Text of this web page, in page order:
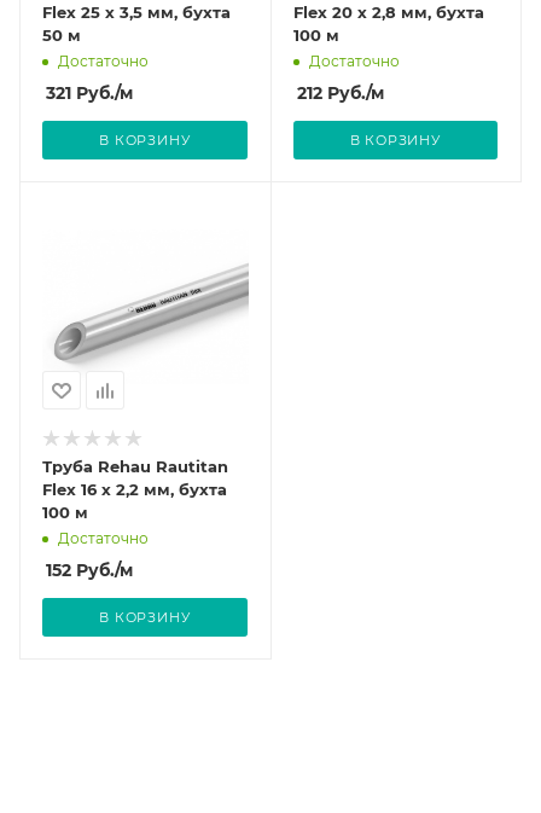
Flex 25 х 3,5 мм, бухта
50 м
Достаточно
321 Руб./м
В КОРЗИНУ
Flex 20 х 2,8 мм, бухта
100 м
Достаточно
212Руб./м
В КОРЗИНУ
Труба Rehau Rautitan
Flex 16 х 2,2 мм, бухта
100 м
Достаточно
152 Руб./м
В КОРЗИНУ